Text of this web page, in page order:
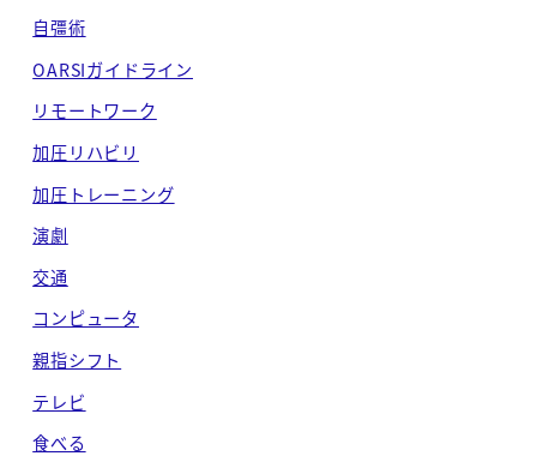
自彊術
OARSIガイドライン
リモートワーク
加圧リハビリ
加圧トレーニング
演劇
交通
コンピュータ
親指シフト
テレビ
食べる